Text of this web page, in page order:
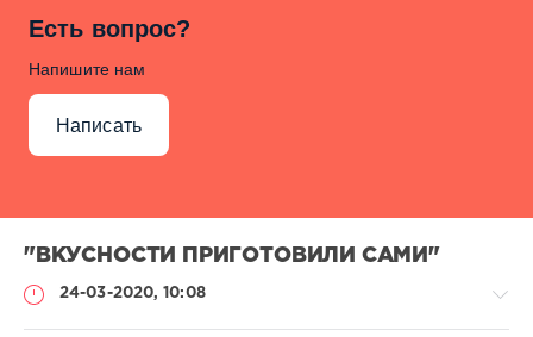
Есть вопрос?
Напишите нам
Написать
"ВКУСНОСТИ ПРИГОТОВИЛИ САМИ"
24-03-2020, 10:08